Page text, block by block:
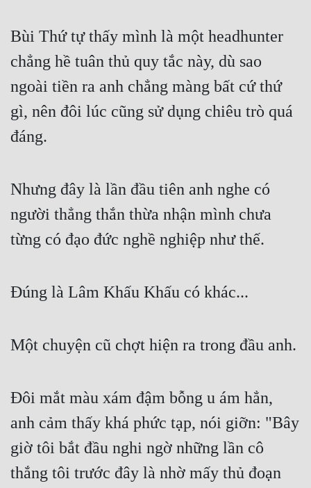
Bùi Thứ tự thấy mình là một headhunter
chẳng hề tuân thủ quy tắc này, dù sao
ngoài tiền ra anh chẳng màng bất cứ thứ
gì, nên đôi lúc cũng sử dụng chiêu trò quá
đáng.
Nhưng đây là lần đầu tiên anh nghe có
người thẳng thắn thừa nhận mình chưa
từng có đạo đức nghề nghiệp như thế.
Đúng là Lâm Khấu Khấu có khác...
Một chuyện cũ chợt hiện ra trong đầu anh.
Đôi mắt màu xám đậm bỗng u ám hẳn,
anh cảm thấy khá phức tạp, nói giỡn: "Bây
giờ tôi bắt đầu nghi ngờ những lần cô
thắng tôi trước đây là nhờ mấy thủ đoạn